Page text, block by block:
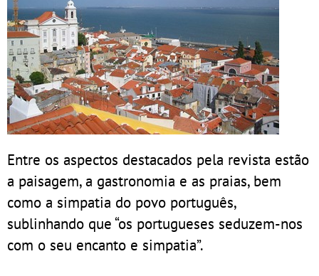
Entre os aspectos destacados pela revista estão
a paisagem, a gastronomia e as praias, bem
como a simpatia do povo português,
sublinhando que “os portugueses seduzem-nos
com o seu encanto e simpatia”.